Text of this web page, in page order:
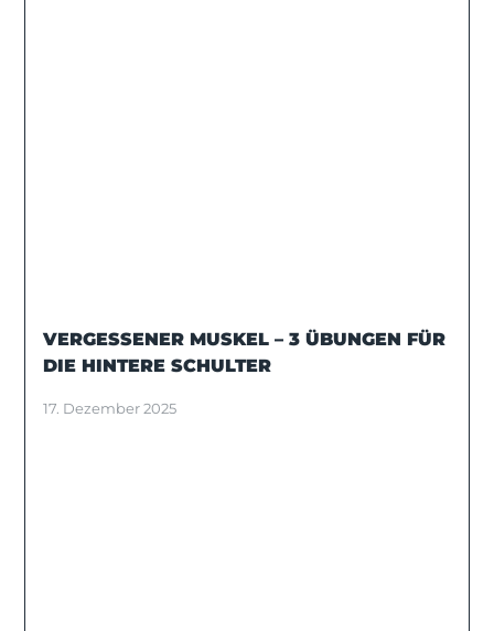
VERGESSENER MUSKEL – 3 ÜBUNGEN FÜR
DIE HINTERE SCHULTER
17. Dezember 2025